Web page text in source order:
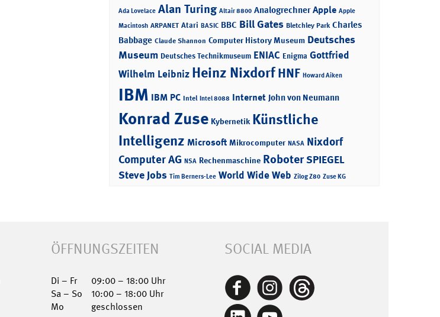
Ada Lovelace Alan Turing Altair 8800 Analogrechner Apple Apple
Macintosh ARPANET Atari BASIC BBC Bill Gates Bletchley Park Charles
Babbage Claude Shannon Computer History Museum Deutsches
Museum Deutsches Technikmuseum ENIAC Enigma Gottfried
Wilhelm Leibniz Heinz NixdorfHNF Howard Aiken
IBM IBM PC Intel Intel 8088 Internet John von Neumann
Konrad Zuse Kybernetik Künstliche
Intelligenz Microsoft Mikrocomputer NASA Nixdorf
Computer AG NSA Rechenmaschine RoboterSPIEGEL
Steve Jobs Tim Berners-Lee World Wide Web Zilog Z80 Zuse KG
ÖFFNUNGSZEITEN
Di – Fr
09:00 – 18:00 Uhr
Sa – So
10:00 – 18:00 Uhr
Mo
geschlossen
SOCIAL MEDIA